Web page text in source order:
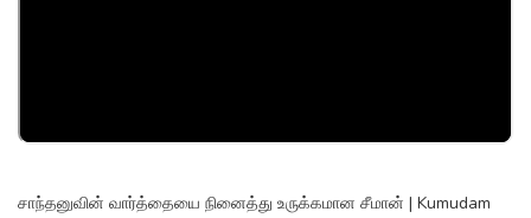
சாந்தனுவின் வார்த்தையை நினைத்து உருக்கமான சீமான் | Kumudam